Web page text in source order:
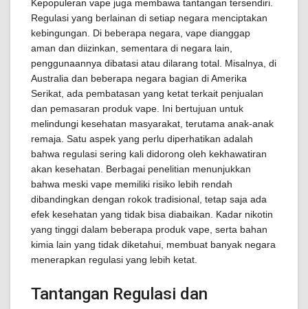
Kepopuleran vape juga membawa tantangan tersendiri.
Regulasi yang berlainan di setiap negara menciptakan
kebingungan. Di beberapa negara, vape dianggap
aman dan diizinkan, sementara di negara lain,
penggunaannya dibatasi atau dilarang total. Misalnya, di
Australia dan beberapa negara bagian di Amerika
Serikat, ada pembatasan yang ketat terkait penjualan
dan pemasaran produk vape. Ini bertujuan untuk
melindungi kesehatan masyarakat, terutama anak-anak
remaja. Satu aspek yang perlu diperhatikan adalah
bahwa regulasi sering kali didorong oleh kekhawatiran
akan kesehatan. Berbagai penelitian menunjukkan
bahwa meski vape memiliki risiko lebih rendah
dibandingkan dengan rokok tradisional, tetap saja ada
efek kesehatan yang tidak bisa diabaikan. Kadar nikotin
yang tinggi dalam beberapa produk vape, serta bahan
kimia lain yang tidak diketahui, membuat banyak negara
menerapkan regulasi yang lebih ketat.
Tantangan Regulasi dan